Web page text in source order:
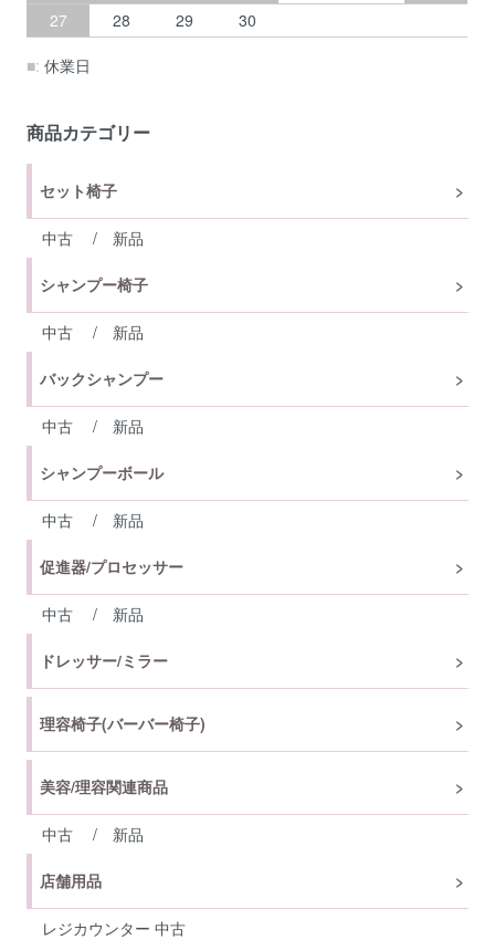
27
28 29 30
■: 休業日
商品カテゴリー
セット椅子
中古 / 新品
シャンプー椅子
中古 / 新品
バックシャンプー
中古 / 新品
シャンプーボール
中古 / 新品
促進器/プロセッサー
中古 / 新品
ドレッサー/ミラー
理容椅子(バーバー椅子)
美容/理容関連商品
中古 / 新品
店舗用品
レジカウンター 中古